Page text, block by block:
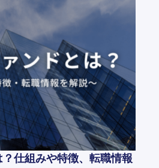
仕組みや特徴、転職情報